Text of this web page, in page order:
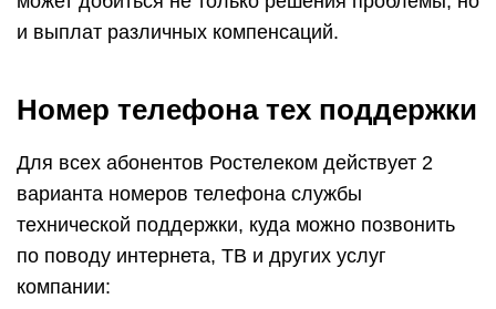
и выплат различных компенсаций.
Номер телефона тех поддержки
Для всех абонентов Ростелеком действует 2
варианта номеров телефона службы
технической поддержки, куда можно позвонить
по поводу интернета, ТВ и других услуг
компании: